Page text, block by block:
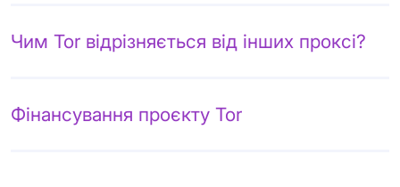
Чим Tor відрізняється від інших проксі?
Фінансування проєкту Tor